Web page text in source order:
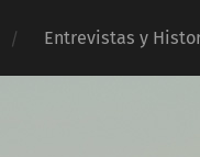
Entrevistas y